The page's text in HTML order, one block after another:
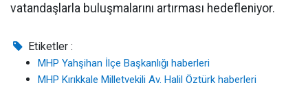
vatandaşlarla buluşmalarını artırması hedefleniyor.
Etiketler :
MHP Yahşihan İlçe Başkanlığı haberleri
MHP Kırıkkale Milletvekili Av. Halil Öztürk haberleri